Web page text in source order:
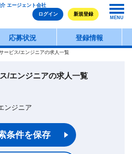
エージェント会社
ログイン
新規登録
MENU
応募状況 登録情報
ービス/エンジニアの求人一覧
/エンジニアの求人一覧
ンジニア
条件を保存